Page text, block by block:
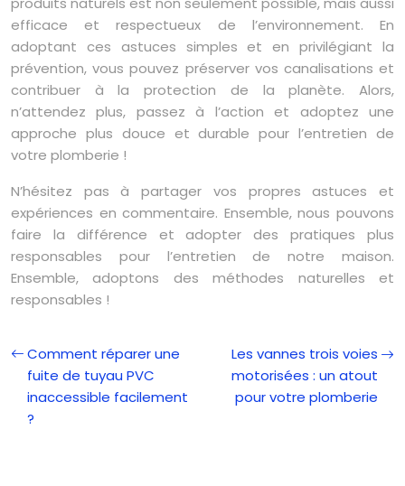
efficace et respectueux de l’environnement. En
adoptant ces astuces simples et en privilégiant la
prévention, vous pouvez préserver vos canalisations et
contribuer à la protection de la planète. Alors,
n’attendez plus, passez à l’action et adoptez une
approche plus douce et durable pour l’entretien de
votre plomberie !
N’hésitez pas à partager vos propres astuces et
expériences en commentaire. Ensemble, nous pouvons
faire la différence et adopter des pratiques plus
responsables pour l’entretien de notre maison.
Ensemble, adoptons des méthodes naturelles et
responsables !
Comment réparer une
fuite de tuyau PVC
inaccessible facilement
?
Les vannes trois voies
motorisées : un atout
pour votre plomberie